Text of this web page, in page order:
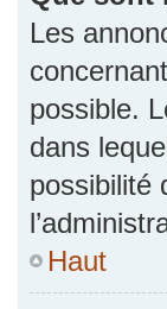
Les
possible.
dans
possibilité
Haut